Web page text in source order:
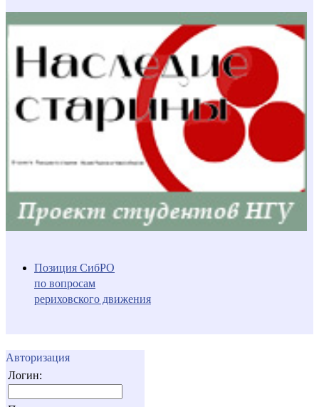
Позиция СибРО
по вопросам
рериховского движения
Авторизация
Логин: